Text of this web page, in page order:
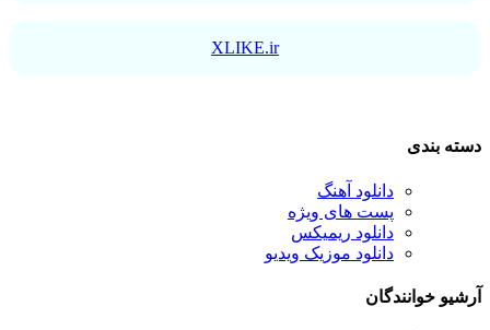
XLIKE.ir
دسته بندی
دانلود آهنگ
پست های ویژه
دانلود ریمیکس
دانلود موزیک ویدیو
آرشیو خوانندگان